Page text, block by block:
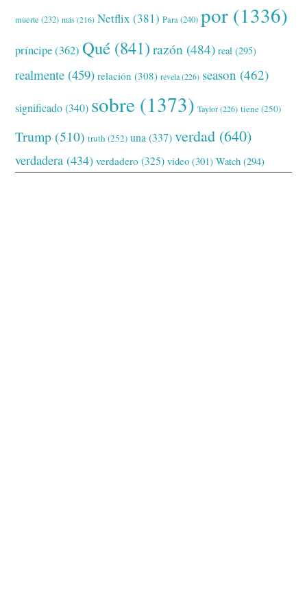
muerte (232) más (216) Netflix (381) Para(240) por (1336)
príncipe(362) Qué (841) razón (484) real (295)
realmente (459) relación (308) revela(226) season (462)
significado(340) sobre (1373) Taylor(226) tiene(250)
Trump (510) truth (252) una (337) verdad (640)
verdadera (434) verdadero (325) video (301) Watch (294)